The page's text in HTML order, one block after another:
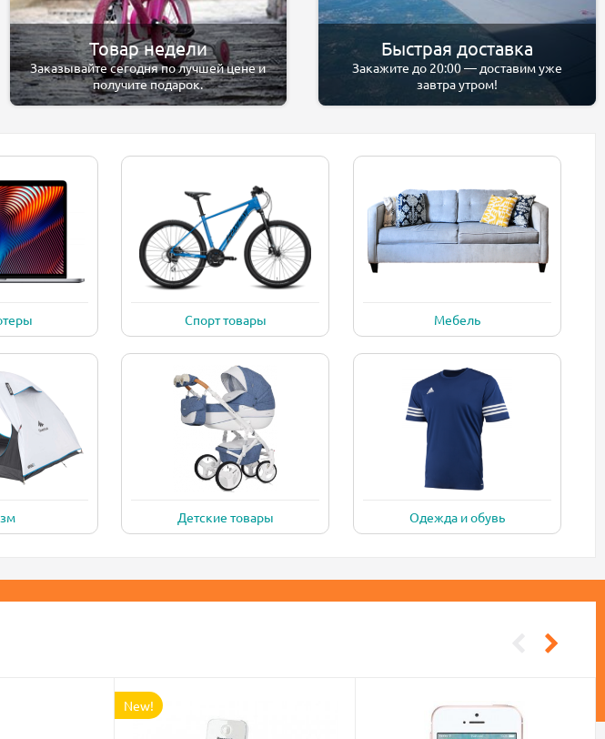
Товар недели
Заказывайте сегодня по лучшей цене и
получите подарок.
Быстрая доставка
Закажите до 20:00 — доставим уже
завтра утром!
Спорт товары Мебель
Детские товары Одежда и обувь
New!